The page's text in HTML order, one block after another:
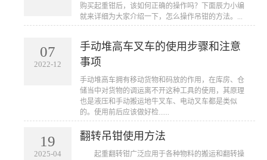
购买起重钳后，该如何正确的操作吗？下面辰力小编
就来详细为大家介绍一下，怎么操作吊钳的方法。...
07
2022-12
手动堆高车叉车的使用步骤和注意
事项
手动堆高车拥有移动货物和码放的作用，在库房、仓
储当中对货物的调运离不开这种工具的使用，其原理
也是液压和手动搬运地牛叉车​、电动叉车都是类似
的。使用前后应该做好检......
19
2025-04
翻转吊钳使用方法
起重翻转钳广泛应用于各种物料的搬运和翻转操